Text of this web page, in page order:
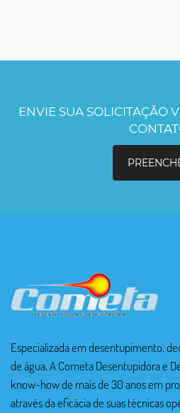
ENVIE SUA SOLICITAÇÃO
Especializada em desentupimento,
de água, A Cometa Desentupidora e
know-how de mais de 30 anos em
através da eficácia de suas técnicas